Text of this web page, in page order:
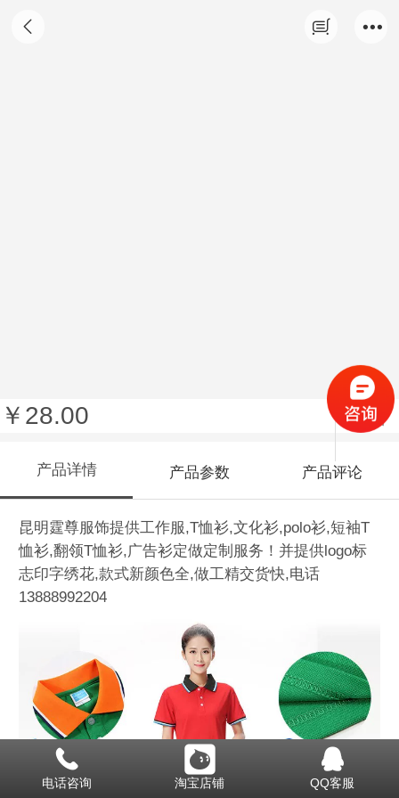
￥28.00 收藏
产品详情 产品参数 产品评论
昆明霆尊服饰提供工作服,T恤衫,文化衫,polo衫,短袖T
恤衫,翻领T恤衫,广告衫定做定制服务！并提供logo标
志印字绣花,款式新颜色全,做工精交货快,电话
13888992204
电话咨询 淘宝店铺 QQ客服